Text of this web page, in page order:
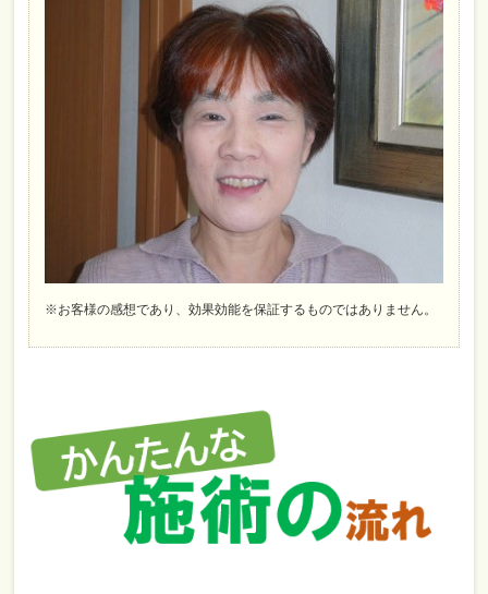
※お客様の感想であり、効果効能を保証するものではありません。